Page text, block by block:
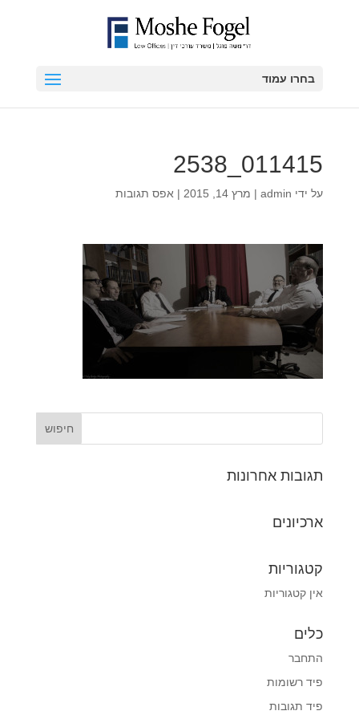
בחרו עמוד
011415_2538
על ידי admin
| מרץ 14, 2015 | אפס תגובות
תגובות אחרונות
ארכיונים
קטגוריות
אין קטגוריות
כלים
התחבר
פיד רשומות
פיד תגובות